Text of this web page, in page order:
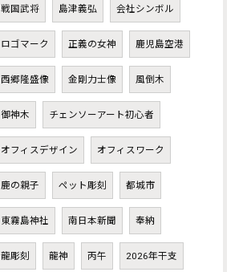
戦国武将 島津義弘 会社シンボル
ロゴマーク 正義の女神 鹿児島空港
西郷隆盛像 金剛力士像 風倒木
御神木 チェンソーアート初心者
オフィスデザイン オフィスワーク
鹿の親子 ペット彫刻 都城市
東霧島神社 南日本新聞 奉納
龍彫刻 龍神 丙午 2026年干支